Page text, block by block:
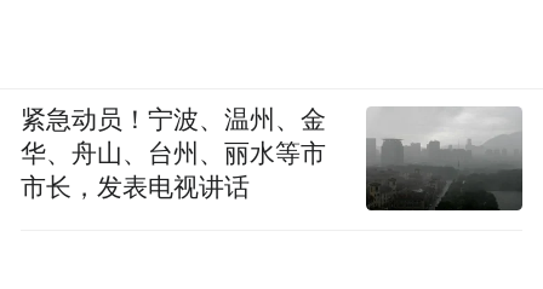
紧急动员！宁波、温州、金
华、舟山、台州、丽水等市
市长，发表电视讲话